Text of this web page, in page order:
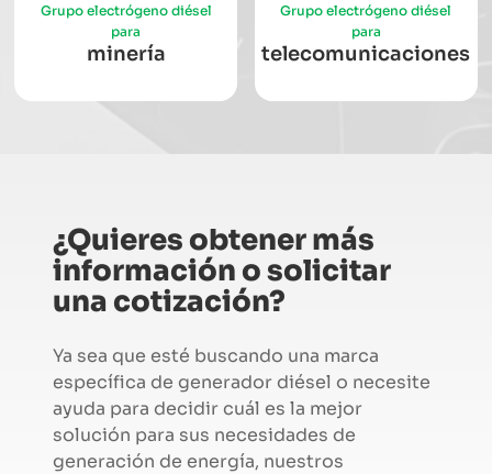
Grupo electrógeno diésel
para
minería
Grupo electrógeno diésel
para
telecomunicaciones
¿Quieres obtener más
información o solicitar
una cotización?
Ya sea que esté buscando una marca
específica de generador diésel o necesite
ayuda para decidir cuál es la mejor
solución para sus necesidades de
generación de energía, nuestros